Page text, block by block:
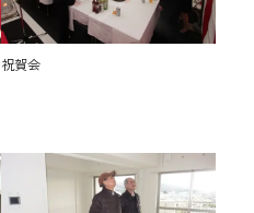
祝賀会